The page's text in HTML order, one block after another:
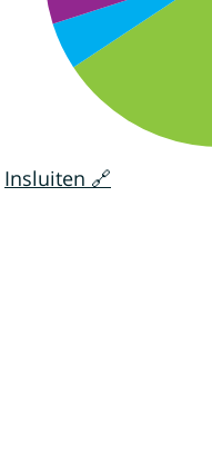
Insluiten 🔗